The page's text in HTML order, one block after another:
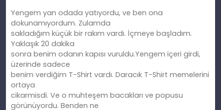
Yengem yan odada yatıyordu, ve ben ona
dokunamıyordum. Zulamda
sakladığım küçük bir rakım vardı. İçmeye başladım.
Yaklaşık 20 dakika
sonra benim odanın kapısı vuruldu.Yengem içeri girdi,
üzerinde sadece
benim verdiğim T-Shirt vardı. Daracık T-Shirt memelerini
ortaya
cikarmisdi. Ve o muhteşem bacakları ve popusu
görünüyordu. Benden ne